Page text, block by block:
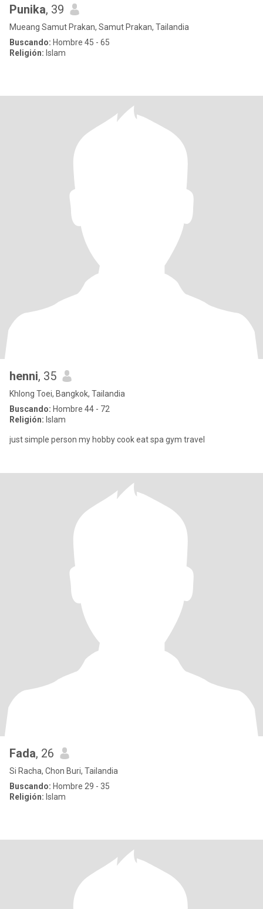
Punika, 39
Mueang Samut Prakan, Samut Prakan, Tailandia
Buscando: Hombre 45 - 65
Religión: Islam
henni, 35
Khlong Toei, Bangkok, Tailandia
Buscando: Hombre 44 - 72
Religión: Islam
just simple person my hobby cook eat spa gym travel
Fada, 26
Si Racha, Chon Buri, Tailandia
Buscando: Hombre 29 - 35
Religión: Islam